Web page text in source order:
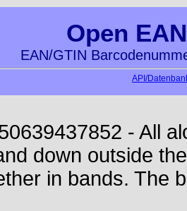
Open
EAN/GTIN
API/
- All
down outside
in bands. The